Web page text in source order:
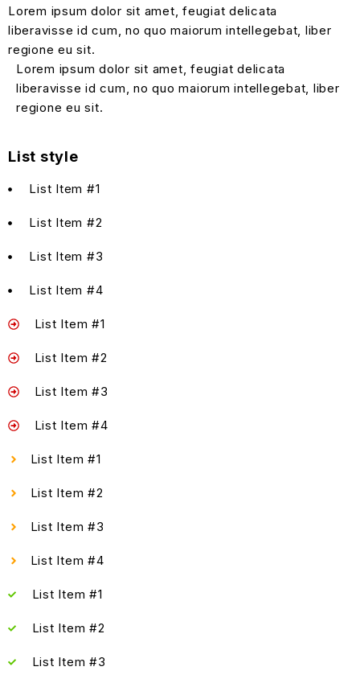
Lorem ipsum dolor sit amet, feugiat delicata
liberavisse id cum, no quo maiorum intellegebat, liber
regione eu sit.
Lorem ipsum dolor sit amet, feugiat delicata
liberavisse id cum, no quo maiorum intellegebat, liber
regione eu sit.
List style
List Item #1
List Item #2
List Item #3
List Item #4
List Item #1
List Item #2
List Item #3
List Item #4
List Item #1
List Item #2
List Item #3
List Item #4
List Item #1
List Item #2
List Item #3